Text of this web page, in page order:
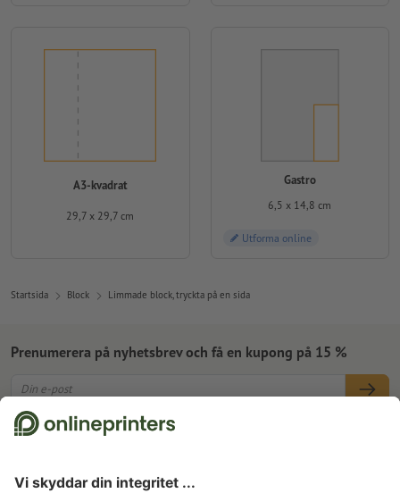
A3-kvadrat
29,7 x 29,7 cm
Gastro
6,5 x 14,8 cm
Utforma online
Startsida Block Limmade block, tryckta på en sida
Om oss
Företag
Service
Prenumerera på nyhetsbrev och få en kupong på 15 %